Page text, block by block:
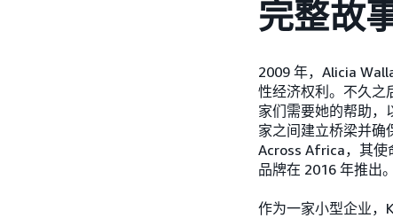
完整故
2009 年，Alicia
性经济权利。不久之
家们需要她的帮助，
家之间建立桥梁并确
Across Africa，其使
品牌在 2016 年推出。
作为一家小型企业，